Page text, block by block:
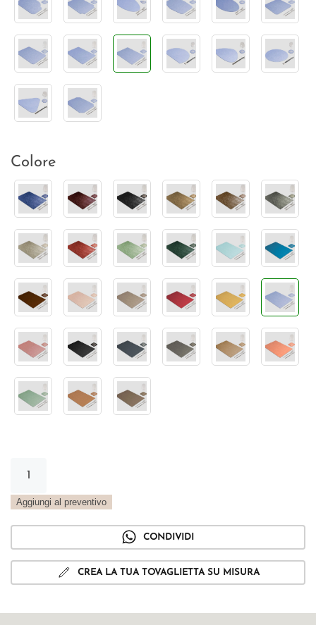
Colore
spigolo
Aggiungi al preventivo
CONDIVIDI
CREA LA TUA TOVAGLIETTA SU MISURA